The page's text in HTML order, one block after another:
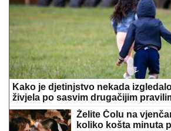
Kako je djetinjstvo nekada
živjela po sasvim drugačijim
Želite Čolu na
koliko košta minuta